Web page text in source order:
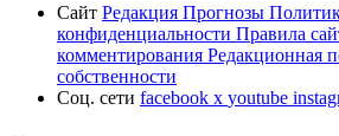
Сайт Редакция Прогнозы
конфиденциальности Правила
комментирования Редакционная
собственности
Соц. сети facebook x youtube